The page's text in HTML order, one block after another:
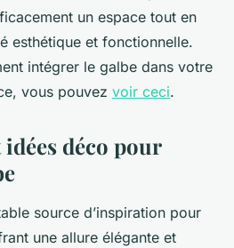
un espace tout en
esthétique et fonctionnelle.
intégrer le galbe dans votre
vous pouvez voir ceci.
déco pour
source d’inspiration pour
une allure élégante et